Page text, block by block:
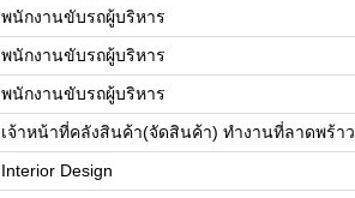
พนักงานขับรถผู้บริหาร
พนักงานขับรถผู้บริหาร
พนักงานขับรถผู้บริหาร
เจ้าหน้าที่คลังสินค้า(จัดสินค้า) ทำงานที่ลาดพร้าว
Interior Design